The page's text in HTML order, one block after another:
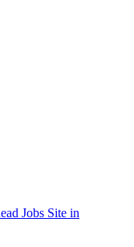
Jobs Site in